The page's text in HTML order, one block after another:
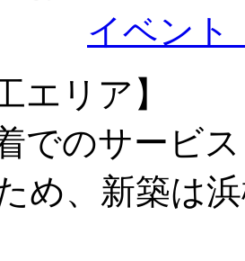
イベント
エリア】
でのサービ
め、新築は